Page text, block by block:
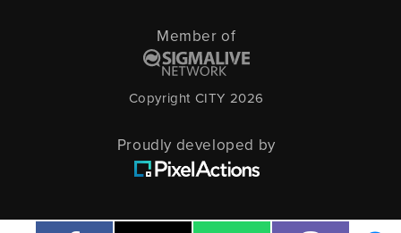
Member of
Copyright CITY 2026
Proudly developed by